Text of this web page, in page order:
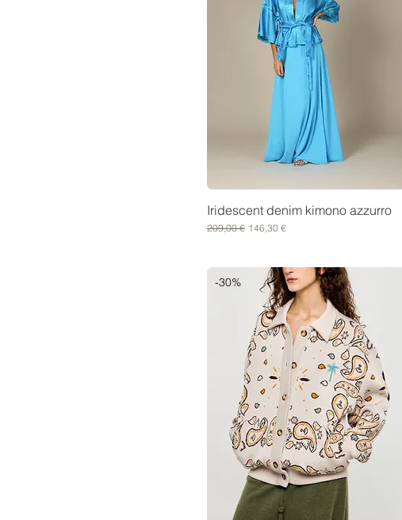
Iridescent denim kimono azzurro
Prezzo regolare
209,00 € Prezzo scontato
146,30 €
-30%